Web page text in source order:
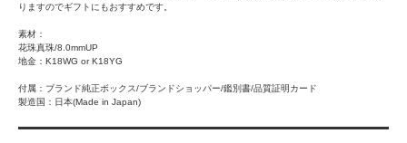
りますのでギフトにもおすすめです。
素材：
花珠真珠/8.0mmUP
地金：K18WG or K18YG
付属：ブランド純正ボックス/ブランドショッパー/鑑別書/品質証明カード
製造国：日本(Made in Japan)